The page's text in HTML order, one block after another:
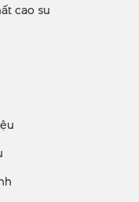
cao su